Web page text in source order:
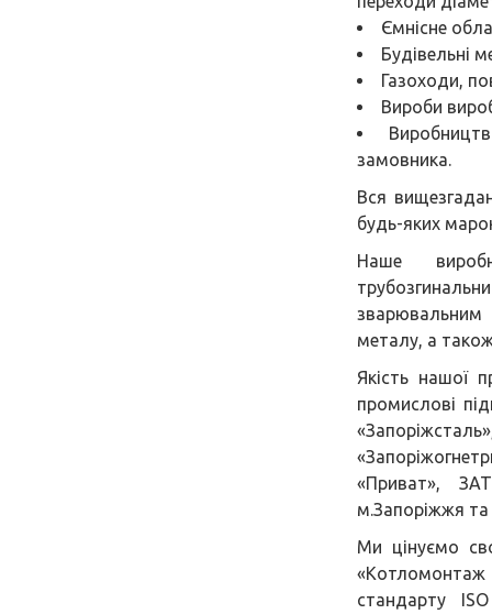
Ємнісне
Будівельні
Газоходи,
Вироби
замовника.
Вся
будь-яких
Наше
зварювальним
металу, а
Якість нашої
промислові
«Приват»,
м.Запоріжжя та
Ми цінуємо
«Котломонтаж
стандарту